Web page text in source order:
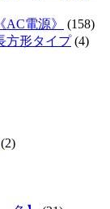
電源》
(158)
方形タイプ(4)
(2)